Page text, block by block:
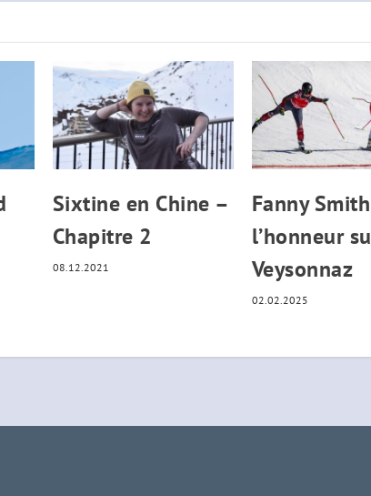
Sixtine en Chine –
Chapitre 2
08.12.2021
Fanny
l’honneur
Veysonnaz
02.02.2025